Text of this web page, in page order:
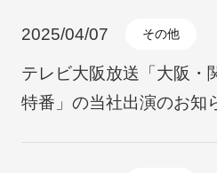
2025/04/07 その他
テレビ大阪放送「大阪・
特番」の当社出演のお知